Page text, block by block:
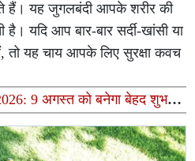
हैं। यह जुगलबंदी आपके शरीर की
है। यदि आप बार-बार सर्दी-खांसी या
यह चाय आपके लिए सुरक्षा कवच
9 अगस्त को बनेगा बेहद शुभ
पर बरसेगी भगवान शिव की